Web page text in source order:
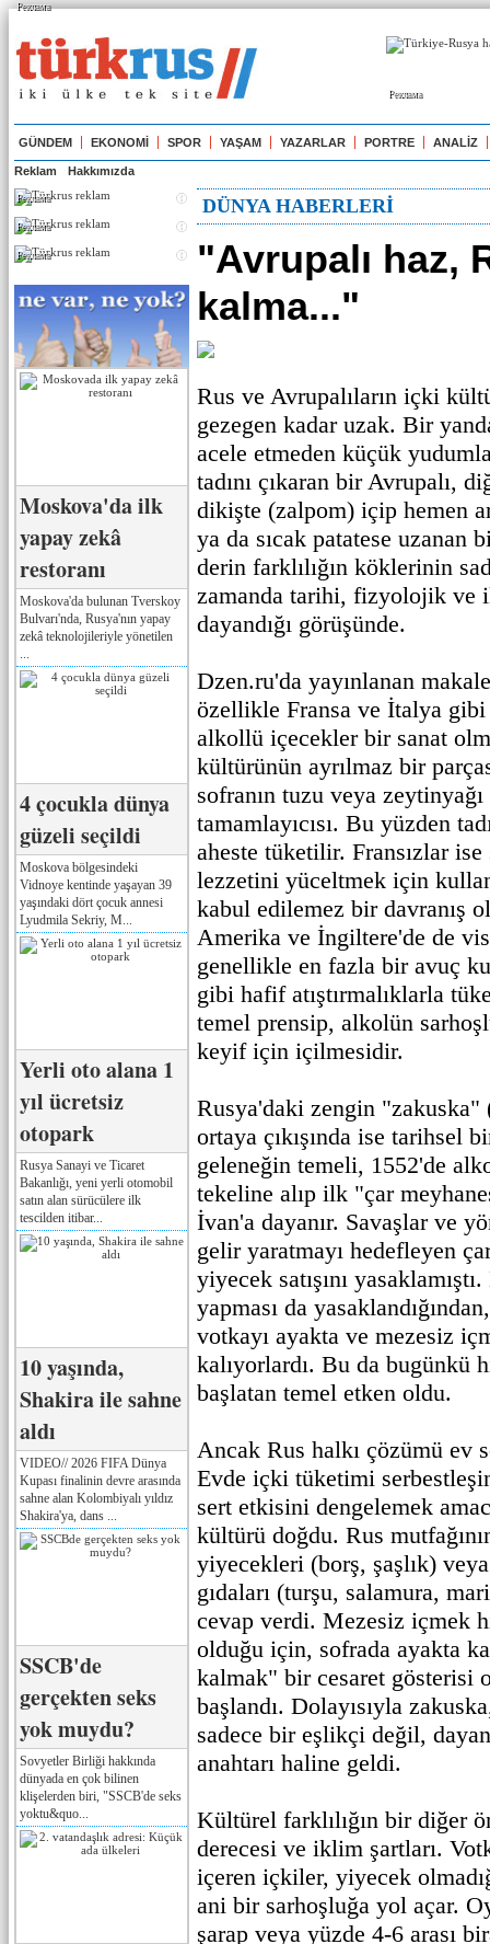
Реклама
Реклама
GÜNDEM EKONOMİ SPOR YAŞAM YAZARLAR PORTRE ANALİZ
Reklam Hakkımızda
Реклама
Реклама
Реклама
Moskova'da ilk
yapay zekâ
restoranı
Moskova'da bulunan Tverskoy
Bulvarı'nda, Rusya'nın yapay
zekâ teknolojileriyle yönetilen
4 çocukla dünya
güzeli seçildi
Moskova bölgesindeki
Vidnoye kentinde yaşayan 39
yaşındaki dört çocuk annesi
Lyudmila Sekriy, M...
Yerli oto alana 1
yıl ücretsiz
otopark
Rusya Sanayi ve Ticaret
Bakanlığı, yeni yerli otomobil
satın alan sürücülere ilk
tescilden itibar...
10 yaşında,
Shakira ile sahne
aldı
VIDEO// 2026 FIFA Dünya
Kupası finalinin devre arasında
sahne alan Kolombiyalı yıldız
Shakira'ya, dans ...
SSCB'de
gerçekten seks
yok muydu?
Sovyetler Birliği hakkında
dünyada en çok bilinen
klişelerden biri, "SSCB'de seks
yoktu&quo...
DÜNYA HABERLERİ
"Avrupalı haz,
kalma..."
Rus ve Avrupalıların içki
gezegen kadar uzak. Bir
acele etmeden küçük
tadını çıkaran bir Avrupalı,
dikişte (zalpom) içip hemen
ya da sıcak patatese uzanan
derin farklılığın köklerinin
zamanda tarihi, fizyolojik ve
dayandığı görüşünde.
Dzen.ru'da yayınlanan
özellikle Fransa ve İtalya
alkollü içecekler bir sanat
kültürünün ayrılmaz bir
sofranın tuzu veya
tamamlayıcısı. Bu yüzden
aheste tüketilir. Fransızlar ise
lezzetini yüceltmek için
kabul edilemez bir davranış
Amerika ve İngiltere'de de
genellikle en fazla bir avuç
gibi hafif atıştırmalıklarla
temel prensip, alkolün
keyif için içilmesidir.
Rusya'daki zengin "zakuska"
ortaya çıkışında ise tarihsel
geleneğin temeli, 1552'de
tekeline alıp ilk "çar
İvan'a dayanır. Savaşlar ve
gelir yaratmayı hedefleyen
yiyecek satışını
yapması da
votkayı ayakta ve mezesiz
kalıyorlardı. Bu da bugünkü
başlatan temel etken oldu.
Ancak Rus halkı çözümü ev
Evde içki tüketimi
sert etkisini dengelemek
kültürü doğdu. Rus
yiyecekleri (borş, şaşlık)
gıdaları (turşu, salamura,
cevap verdi. Mezesiz içmek
olduğu için, sofrada ayakta
kalmak" bir cesaret gösterisi
başlandı. Dolayısıyla
sadece bir eşlikçi değil,
anahtarı haline geldi.
Kültürel farklılığın bir diğer
derecesi ve iklim şartları.
içeren içkiler, yiyecek
ani bir sarhoşluğa yol açar.
şarap veya yüzde 4-6 arası